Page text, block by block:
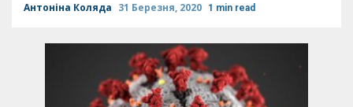
Антоніна Коляда 31 Березня, 2020 1 min read